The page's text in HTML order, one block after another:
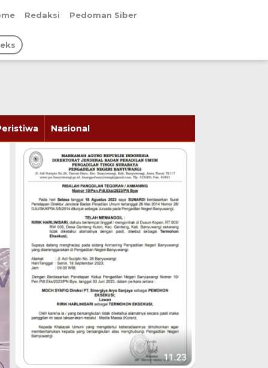
Redaksi Pedoman Siber
Nasional